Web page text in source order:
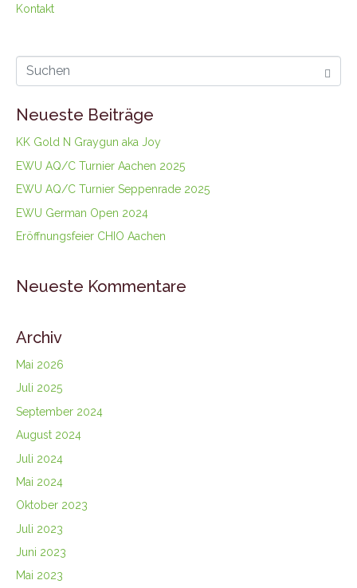
Kontakt
Neueste Beiträge
KK Gold N Graygun aka Joy
EWU AQ/C Turnier Aachen 2025
EWU AQ/C Turnier Seppenrade 2025
EWU German Open 2024
Eröffnungsfeier CHIO Aachen
Neueste Kommentare
Archiv
Mai 2026
Juli 2025
September 2024
August 2024
Juli 2024
Mai 2024
Oktober 2023
Juli 2023
Juni 2023
Mai 2023